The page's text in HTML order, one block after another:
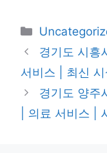
카
테
고
리
경기도 시흥
서비스 | 최신
경기도 양주
| 의료 서비스 |